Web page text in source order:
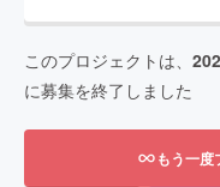
このプロジェクトは、
に募集を終了しました
もう一